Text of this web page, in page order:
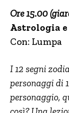
Ore 15.00
Astrologia e
Con: Lumpa
I 12 segni
personaggi di
personaggio,